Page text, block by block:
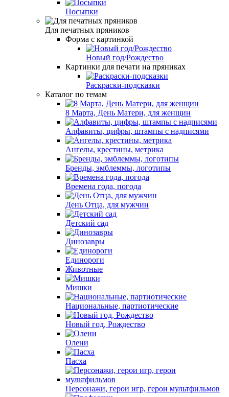
Посыпки
Для печатных пряников
Форма с картинкой
Новый год/Рождество
Картинки для печати на пряниках
Раскраски-подсказки
Каталог по темам
8 Марта, День Матери, для женщин
Алфавиты, цифры, штампы с надписями
Ангелы, крестины, метрика
Бренды, эмблеммы, логотипы
Времена года, погода
День Отца, для мужчин
Детский сад
Динозавры
Единороги
Животные
Мишки
Национальные, партиотические
Новый год, Рождество
Олени
Пасха
Персонажи, герои игр, герои мультфильмов